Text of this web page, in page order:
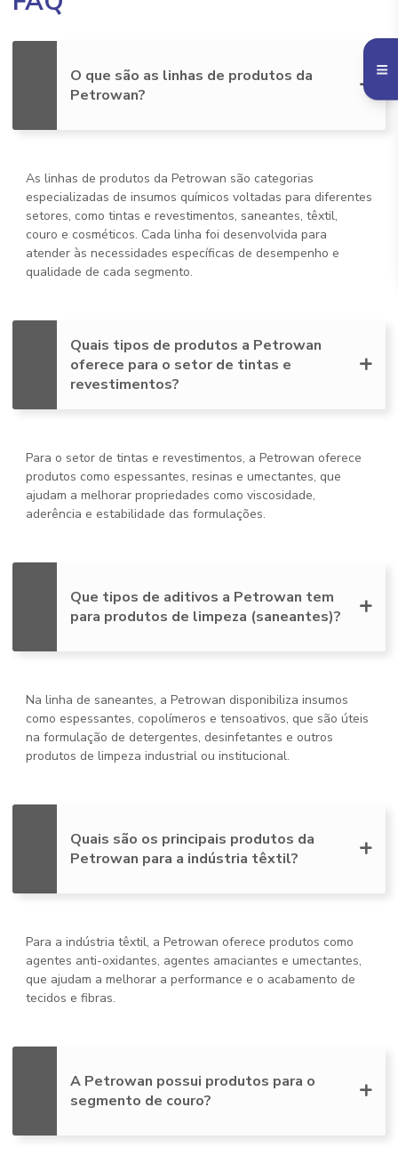
O que são as linhas de produtos da
Petrowan?
As linhas de produtos da Petrowan são categorias
especializadas de insumos químicos voltadas para diferentes
setores, como tintas e revestimentos, saneantes, têxtil,
couro e cosméticos. Cada linha foi desenvolvida para
atender às necessidades específicas de desempenho e
qualidade de cada segmento.
Quais tipos de produtos a Petrowan
oferece para o setor de tintas e
revestimentos?
Para o setor de tintas e revestimentos, a Petrowan oferece
produtos como espessantes, resinas e umectantes, que
ajudam a melhorar propriedades como viscosidade,
aderência e estabilidade das formulações.
Que tipos de aditivos a Petrowan tem
para produtos de limpeza (saneantes)?
Na linha de saneantes, a Petrowan disponibiliza insumos
como espessantes, copolímeros e tensoativos, que são úteis
na formulação de detergentes, desinfetantes e outros
produtos de limpeza industrial ou institucional.
Quais são os principais produtos da
Petrowan para a indústria têxtil?
Para a indústria têxtil, a Petrowan oferece produtos como
agentes anti-oxidantes, agentes amaciantes e umectantes,
que ajudam a melhorar a performance e o acabamento de
tecidos e fibras.
A Petrowan possui produtos para o
segmento de couro?